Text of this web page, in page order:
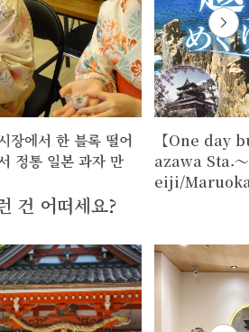
장에서 한 블록 떨어
정통 일본 과자 만
【One day
azawa Sta.
eiji/
건 어떠세요?